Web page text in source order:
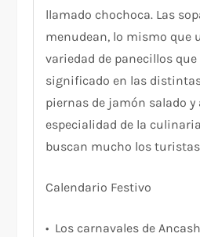
llamado chochoca. Las
menudean, lo mismo que
variedad de panecillos
significado en las
piernas de jamón salado
especialidad de la
buscan mucho los
Calendario Festivo
• Los carnavales de